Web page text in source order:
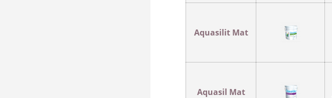
Aquasilit Mat
Aquasil Mat